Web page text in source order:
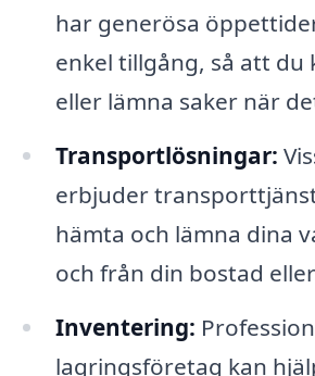
har generösa
enkel tillgång, så att du
eller lämna saker när
Transportlösningar:
erbjuder
hämta och lämna dina
och från din bostad
Inventering:
lagringsföretag kan